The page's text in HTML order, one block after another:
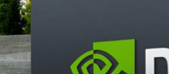
非 GAAP に基づく希薄後 1 株当た
は、次のように述べています。「推
は驚異的です。トレーニングの計算